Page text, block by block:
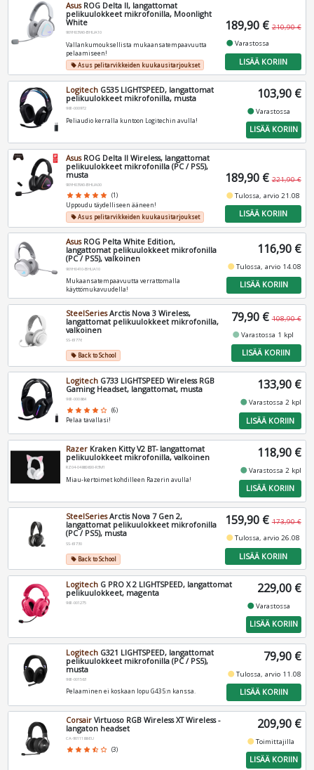
AsusROG Delta II, langattomat
pelikuulokkeet mikrofonilla, Moonlight
White
90YH03W0-BHUA10
Vallankumouksellista mukaansatempaavuutta
pelaamiseen!
local_offerAsus pelitarvikkeiden kuukausitarjoukset
189,90 € 210,90 €
fiber_manual_recordVarastossa
LISÄÄ KORIIN
Logitech G535 LIGHTSPEED, langattomat
pelikuulokkeet mikrofonilla, musta
981-000972
Peliaudio kerralla kuntoon Logitechin avulla!
103,90 €
fiber_manual_recordVarastossa
LISÄÄ KORIIN
AsusROG Delta II Wireless, langattomat
pelikuulokkeet mikrofonilla (PC / PS5),
musta
90YH03W0-BHUA00
star star star star star (1)
Uppoudu täydelliseen ääneen!
local_offerAsus pelitarvikkeiden kuukausitarjoukset
189,90 € 221,90 €
fiber_manual_recordTulossa, arvio 21.08
LISÄÄ KORIIN
AsusROG Pelta White Edition,
langattomat pelikuulokkeet mikrofonilla
(PC / PS5), valkoinen
90YH0410-BHUA10
Mukaansatempaavuutta verrattomalla
käyttömukavuudella!
116,90 €
fiber_manual_recordTulossa, arvio 14.08
LISÄÄ KORIIN
SteelSeriesArctis Nova 3 Wireless,
langattomat pelikuulokkeet mikrofonilla,
valkoinen
SS-61776
local_offerBack to School
79,90 € 108,90 €
fiber_manual_recordVarastossa 1 kpl
LISÄÄ KORIIN
Logitech G733 LIGHTSPEED Wireless RGB
Gaming Headset, langattomat, musta
981-000864
star star star star star_border (6)
Pelaa tavallasi!
133,90 €
fiber_manual_recordVarastossa 2 kpl
LISÄÄ KORIIN
Razer Kraken Kitty V2 BT- langattomat
pelikuulokkeet mikrofonilla, valkoinen
RZ04-04860600-R3M1
Miau-kertoimet kohdilleen Razerin avulla!
118,90 €
fiber_manual_recordVarastossa 2 kpl
LISÄÄ KORIIN
SteelSeriesArctis Nova 7 Gen 2,
langattomat pelikuulokkeet mikrofonilla
(PC / PS5), musta
SS-61730
local_offerBack to School
159,90 € 173,90 €
fiber_manual_recordTulossa, arvio 26.08
LISÄÄ KORIIN
Logitech G PRO X 2 LIGHTSPEED, langattomat
pelikuulokkeet, magenta
981-001275
229,00 €
fiber_manual_recordVarastossa
LISÄÄ KORIIN
Logitech G321 LIGHTSPEED, langattomat
pelikuulokkeet mikrofonilla (PC / PS5),
musta
981-001563
Pelaaminen ei koskaan lopu G435:n kanssa.
79,90 €
fiber_manual_recordTulossa, arvio 11.08
LISÄÄ KORIIN
Corsair Virtuoso RGB Wireless XT Wireless -
langaton headset
CA-9011188-EU
star star star star_half star_border (3)
209,90 €
fiber_manual_recordToimittajilla
LISÄÄ KORIIN